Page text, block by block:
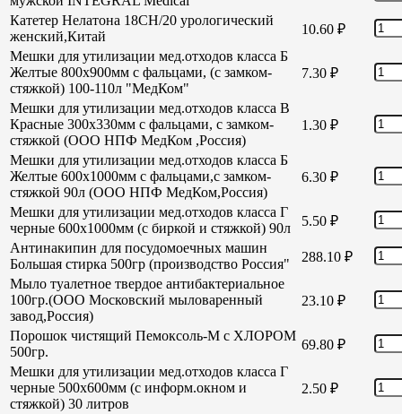
Катетер Нелатона 18CH/20 урологический
женский,Китай
10.60 ₽
Мешки для утилизации мед.отходов класса Б
Желтые 800х900мм с фальцами, (с замком-
стяжкой) 100-110л "МедКом"
7.30 ₽
Мешки для утилизации мед.отходов класса В
Красные 300х330мм с фальцами, с замком-
стяжкой (ООО НПФ МедКом ,Россия)
1.30 ₽
Мешки для утилизации мед.отходов класса Б
Желтые 600х1000мм с фальцами,с замком-
стяжкой 90л (ООО НПФ МедКом,Россия)
6.30 ₽
Мешки для утилизации мед.отходов класса Г
черные 600х1000мм (с биркой и стяжкой) 90л
5.50 ₽
Антинакипин для посудомоечных машин
Большая стирка 500гр (производство Россия"
288.10 ₽
Мыло туалетное твердое антибактериальное
100гр.(ООО Московский мыловаренный
завод,Россия)
23.10 ₽
Порошок чистящий Пемоксоль-М с ХЛОРОМ
500гр.
69.80 ₽
Мешки для утилизации мед.отходов класса Г
черные 500х600мм (с информ.окном и
стяжкой) 30 литров
2.50 ₽